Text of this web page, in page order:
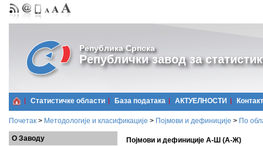
Република Српска
Републички завод за
Статистичке области Базa података АКТУЕЛНОСТИ Контакт
Почетак > Методологије и класификације > Појмови и дефиниције > По
О Заводу
Појмови и дефиниције А-Ш (А-Ж)